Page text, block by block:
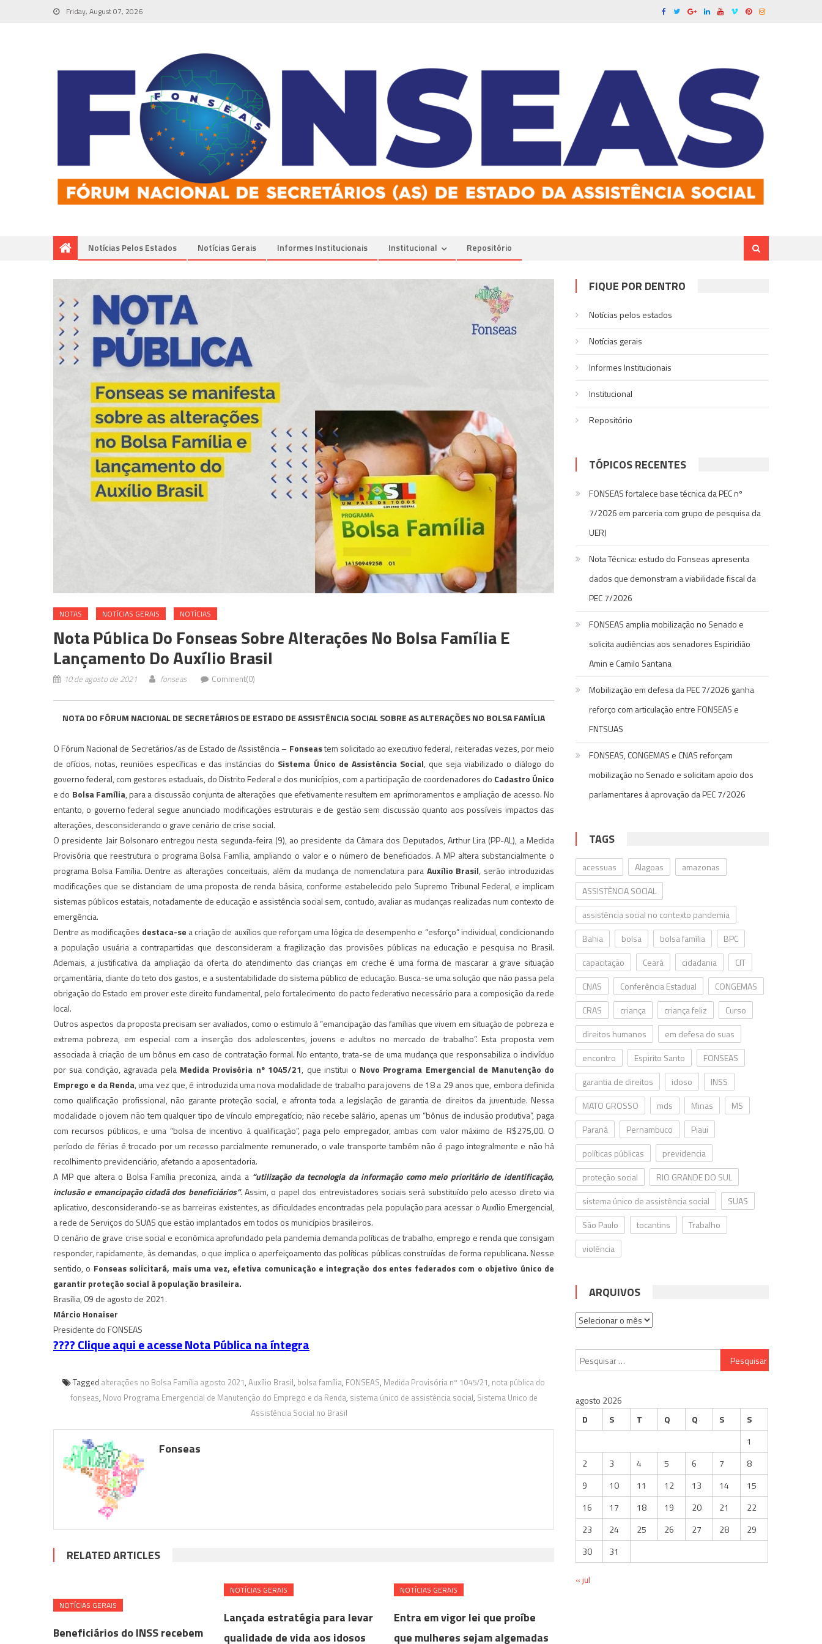
Friday, August 07, 2026
Notícias Pelos Estados Notí­cias Gerais Informes Institucionais Institucional Repositório
NOTAS NOTÍ­CIAS GERAIS NOTÍCIAS
Nota Pública Do Fonseas Sobre Alterações No Bolsa Família E
Lançamento Do Auxílio Brasil
10 de agosto de 2021 fonseas Comment(0)
NOTA DO FÓRUM NACIONAL DE SECRETÁRIOS DE ESTADO DE ASSISTÊNCIA SOCIAL SOBRE AS ALTERAÇÕES NO BOLSA FAMÍLIA
O Fórum Nacional de Secretários/as de Estado de Assistência – Fonseastem solicitado ao executivo federal, reiteradas vezes, por meio
de ofícios, notas, reuniões específicas e das instâncias do Sistema Único de Assistência Social, que seja viabilizado o diálogo do
governo federal, com gestores estaduais, do Distrito Federal e dos municípios, com a participação de coordenadores do Cadastro Único
e do Bolsa Família, para a discussão conjunta de alterações que efetivamente resultem em aprimoramentos e ampliação de acesso. No
entanto, o governo federal segue anunciado modificações estruturais e de gestão sem discussão quanto aos possíveis impactos das
alterações, desconsiderando o grave cenário de crise social.
O presidente Jair Bolsonaro entregou nesta segunda-feira (9), ao presidente da Câmara dos Deputados, Arthur Lira (PP-AL), a Medida
Provisória que reestrutura o programa Bolsa Família, ampliando o valor e o número de beneficiados. A MP altera substancialmente o
programa Bolsa Família. Dentre as alterações conceituais, além da mudança de nomenclatura para Auxílio Brasil, serão introduzidas
modificações que se distanciam de uma proposta de renda básica, conforme estabelecido pelo Supremo Tribunal Federal, e implicam
sistemas públicos estatais, notadamente de educação e assistência social sem, contudo, avaliar as mudanças realizadas num contexto de
emergência.
Dentre as modificações destaca-se a criação de auxílios que reforçam uma lógica de desempenho e “esforço” individual, condicionando
a população usuária a contrapartidas que desconsideram a fragilização das provisões públicas na educação e pesquisa no Brasil.
Ademais, a justificativa da ampliação da oferta do atendimento das crianças em creche é uma forma de mascarar a grave situação
orçamentária, diante do teto dos gastos, e a sustentabilidade do sistema público de educação. Busca-se uma solução que não passa pela
obrigação do Estado em prover este direito fundamental, pelo fortalecimento do pacto federativo necessário para a composição da rede
local.
Outros aspectos da proposta precisam ser avaliados, como o estimulo à “emancipação das famílias que vivem em situação de pobreza e
extrema pobreza, em especial com a inserção dos adolescentes, jovens e adultos no mercado de trabalho”. Esta proposta vem
associada à criação de um bônus em caso de contratação formal. No entanto, trata-se de uma mudança que responsabiliza o indivíduo
por sua condição, agravada pela Medida Provisória nº 1045/21, que institui o Novo Programa Emergencial de Manutenção do
Emprego e da Renda, uma vez que, é introduzida uma nova modalidade de trabalho para jovens de 18 a 29 anos que, embora definida
como qualificação profissional, não garante proteção social, e afronta toda a legislação de garantia de direitos da juventude. Nessa
modalidade o jovem não tem qualquer tipo de vínculo empregatício; não recebe salário, apenas um “bônus de inclusão produtiva”, paga
com recursos públicos, e uma “bolsa de incentivo à qualificação”, paga pelo empregador, ambas com valor máximo de R$275,00. O
período de férias é trocado por um recesso parcialmente remunerado, o vale transporte também não é pago integralmente e não há
recolhimento previdenciário, afetando a aposentadoria.
A MP que altera o Bolsa Família preconiza, ainda a “utilização da tecnologia da informação como meio prioritário de identificação,
inclusão e emancipação cidadã dos beneficiários”. Assim, o papel dos entrevistadores sociais será substituído pelo acesso direto via
aplicativo, desconsiderando-se as barreiras existentes, as dificuldades encontradas pela população para acessar o Auxílio Emergencial,
a rede de Serviços do SUAS que estão implantados em todos os municípios brasileiros.
O cenário de grave crise social e econômica aprofundado pela pandemia demanda políticas de trabalho, emprego e renda que consigam
responder, rapidamente, às demandas, o que implica o aperfeiçoamento das políticas públicas construídas de forma republicana. Nesse
sentido, o Fonseas solicitará, mais uma vez, efetiva comunicação e integração dos entes federados com o objetivo único de
garantir proteção social à população brasileira.
Brasília, 09 de agosto de 2021.
Márcio Honaiser
Presidente do FONSEAS
???? Clique aqui e acesse Nota Pública na íntegra
Tagged alterações no Bolsa Família agosto 2021, Auxílio Brasil, bolsa família, FONSEAS, Medida Provisória nº 1045/21, nota pública do
fonseas, Novo Programa Emergencial de Manutenção do Emprego e da Renda, sistema único de assistência social, Sistema Unico de
Assistência Social no Brasil
Fonseas
RELATED ARTICLES
NOTÍ­CIAS GERAIS
Beneficiários do INSS recebem
NOTÍ­CIAS GERAIS
Lançada estratégia para levar
qualidade de vida aos idosos
NOTÍ­CIAS GERAIS
Entra em vigor lei que proíbe
que mulheres sejam algemadas
FIQUE POR DENTRO
Notícias pelos estados
Notí­cias gerais
Informes Institucionais
Institucional
Repositório
TÓPICOS RECENTES
FONSEAS fortalece base técnica da PEC nº
7/2026 em parceria com grupo de pesquisa da
UERJ
Nota Técnica: estudo do Fonseas apresenta
dados que demonstram a viabilidade fiscal da
PEC 7/2026
FONSEAS amplia mobilização no Senado e
solicita audiências aos senadores Espiridião
Amin e Camilo Santana
Mobilização em defesa da PEC 7/2026 ganha
reforço com articulação entre FONSEAS e
FNTSUAS
FONSEAS, CONGEMAS e CNAS reforçam
mobilização no Senado e solicitam apoio dos
parlamentares à aprovação da PEC 7/2026
TAGS
acessuas Alagoas
amazonas
ASSISTÊNCIA SOCIAL
assistência social no contexto pandemia
Bahia
bolsa bolsa família
BPC
capacitação
Ceará cidadania
CIT
CNAS
Conferência Estadual
CONGEMAS
CRAS
criança criança feliz
Curso
direitos humanos
em defesa do suas
encontro
Espirito Santo
FONSEAS
garantia de direitos
idoso
INSS
MATO GROSSO
mds Minas
MS
Paraná
Pernambuco
Piaui
políticas públicas
previdencia
proteção social
RIO GRANDE DO SUL
sistema único de assistência social
SUAS
São Paulo
tocantins
Trabalho
violência
ARQUIVOS
Arquivos
Pesquisar
por:
agosto 2026
D
S T Q Q S
S
1
2
3 4 5 6 7
8
9
10 11 12 13 14
15
16
17 18 19 20 21
22
23
24 25 26 27 28
29
30
31
« jul